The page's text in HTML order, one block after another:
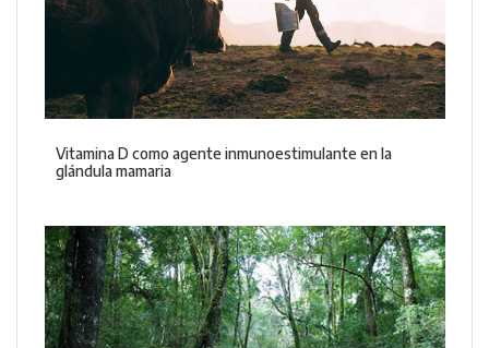
Vitamina D como agente inmunoestimulante en la
glándula mamaria